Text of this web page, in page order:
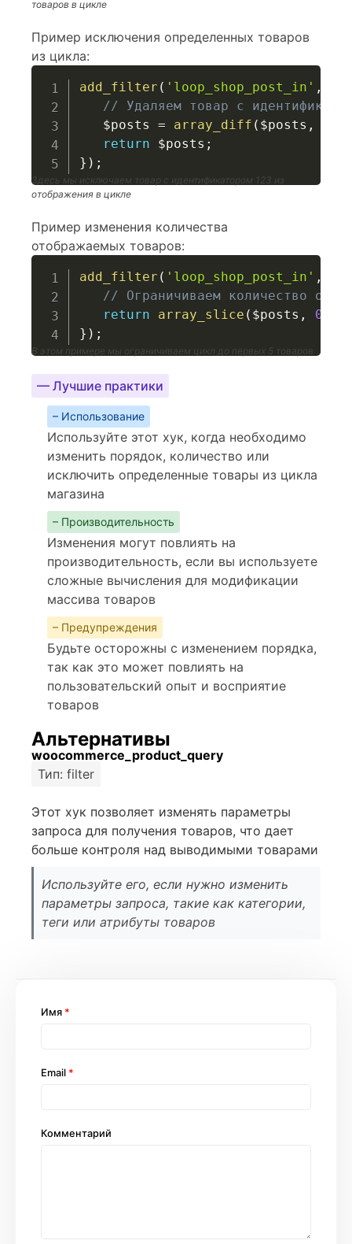
товаров в цикле
Пример исключения определенных товаров
из цикла:
add_filter ( 'loop_shop_post_in' ,
// Удаляем товар с
$posts
= array_diff ( $posts ,
return
$posts ;
} ) ;
Здесь мы исключаем товар с идентификатором 123 из
отображения в цикле
Пример изменения количества
отображаемых товаров:
add_filter ( 'loop_shop_post_in' ,
// Ограничиваем количество
return
array_slice ( $posts , 0
} ) ;
В этом примере мы ограничиваем цикл до первых 5 товаров
— Лучшие практики
– Использование
Используйте этот хук, когда необходимо
изменить порядок, количество или
исключить определенные товары из цикла
магазина
– Производительность
Изменения могут повлиять на
производительность, если вы используете
сложные вычисления для модификации
массива товаров
– Предупреждения
Будьте осторожны с изменением порядка,
так как это может повлиять на
пользовательский опыт и восприятие
товаров
Альтернативы
woocommerce_product_query
Тип: filter
Этот хук позволяет изменять параметры
запроса для получения товаров, что дает
больше контроля над выводимыми товарами
Используйте его, если нужно изменить
параметры запроса, такие как категории,
теги или атрибуты товаров
Комментарий
Имя *
Email *